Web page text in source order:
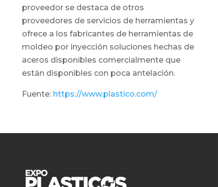
proveedor se destaca de otros
proveedores de servicios de herramientas y
ofrece a los fabricantes de herramientas de
moldeo por inyección soluciones hechas de
aceros disponibles comercialmente que
están disponibles con poca antelación.
Fuente: https://www.plastico.com/